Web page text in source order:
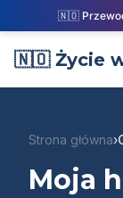
🇳🇴
🇳🇴 Życie
Strona główna›
Moja